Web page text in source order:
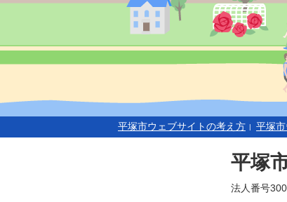
平塚市ウェブサイトの考え方 平塚
平塚
法人番号